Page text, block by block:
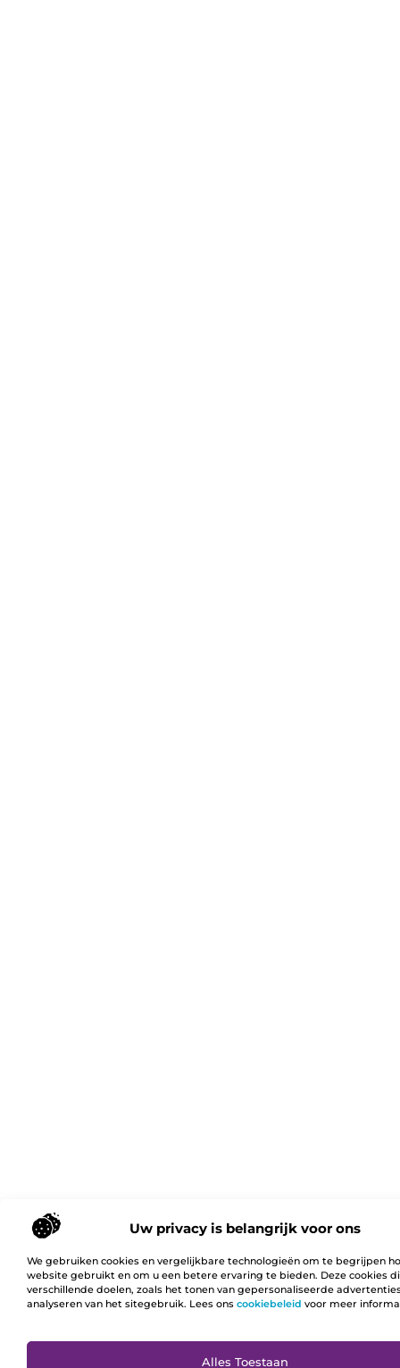
Uw privacy is belangrijk voor ons
We gebruiken cookies en vergelijkbare technologieën om te begrijpen
website gebruikt en om u een betere ervaring te bieden. Deze cookies
verschillende doelen, zoals het tonen van gepersonaliseerde
analyseren van het sitegebruik. Lees ons cookiebeleid voor meer
Alles Toestaan